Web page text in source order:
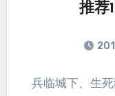
推荐
兵临城下、生